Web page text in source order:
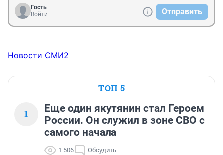
Гость
Войти
Отправить
Новости СМИ2
ТОП 5
1
Еще один якутянин стал Героем
России. Он служил в зоне СВО с
самого начала
1 506 Обсудить